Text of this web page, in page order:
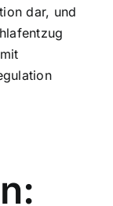
dar, und